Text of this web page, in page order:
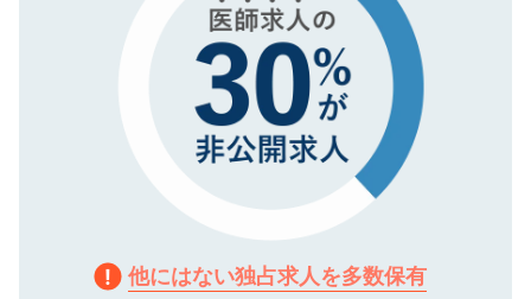
他にはない独占求人を多数保有